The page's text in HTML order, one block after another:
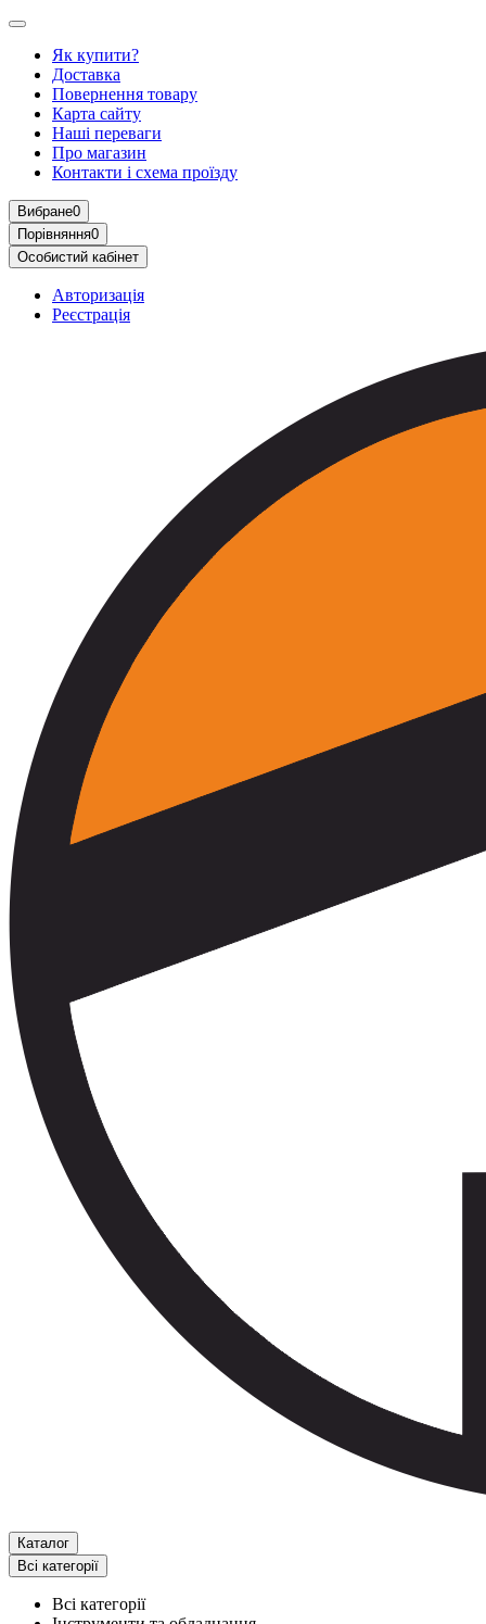
Як купити?
Доставка
Повернення товару
Карта сайту
Наші переваги
Про магазин
Контакти і схема проїзду
Вибране0
Порівняння0
Особистий кабінет
Авторизація
Реєстрація
Каталог
Всі категорії
Всі категорії